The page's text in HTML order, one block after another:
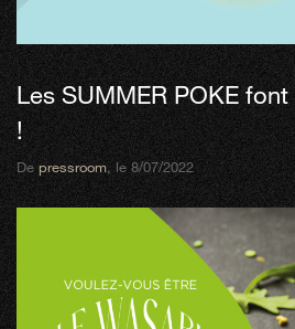
Les SUMMER POKE
!
De pressroom, le 8/07/2022